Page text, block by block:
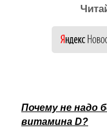
Почему не надо
витамина D?